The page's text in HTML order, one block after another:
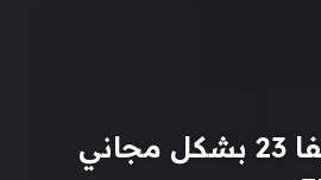
شحن كوينز فيفا 23 بشكل مجاني